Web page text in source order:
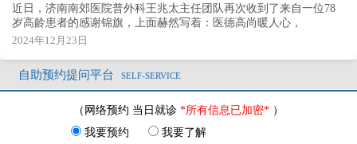
近日，济南南郊医院普外科王兆太主任团队再次收到了来自一位78
岁高龄患者的感谢锦旗，上面赫然写着：医德高尚暖人心，
2024年12月23日
自助预约提问平台 SELF-SERVICE
（网络预约 当日就诊 *所有信息已加密* ）
我要预约
我要了解